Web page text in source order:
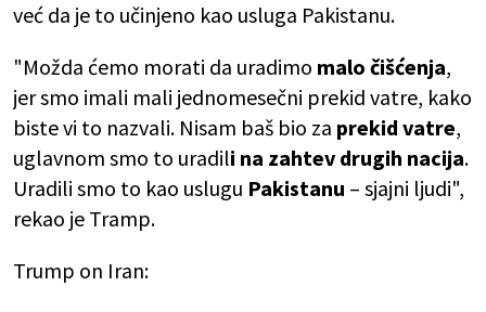
već da je to učinjeno kao usluga Pakistanu.
"Možda ćemo morati da uradimo malo čišćenja,
jer smo imali mali jednomesečni prekid vatre, kako
biste vi to nazvali. Nisam baš bio za prekid vatre,
uglavnom smo to uradili na zahtev drugih nacija.
Uradili smo to kao uslugu Pakistanu – sjajni ljudi",
rekao je Tramp.
Trump on Iran: